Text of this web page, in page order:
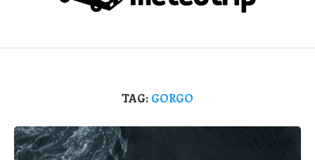
TAG: GORGO